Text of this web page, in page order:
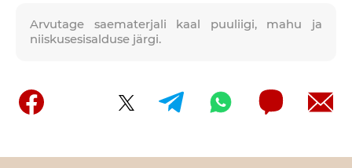
Arvutage saematerjali kaal puuliigi, mahu ja
niiskusesisalduse järgi.